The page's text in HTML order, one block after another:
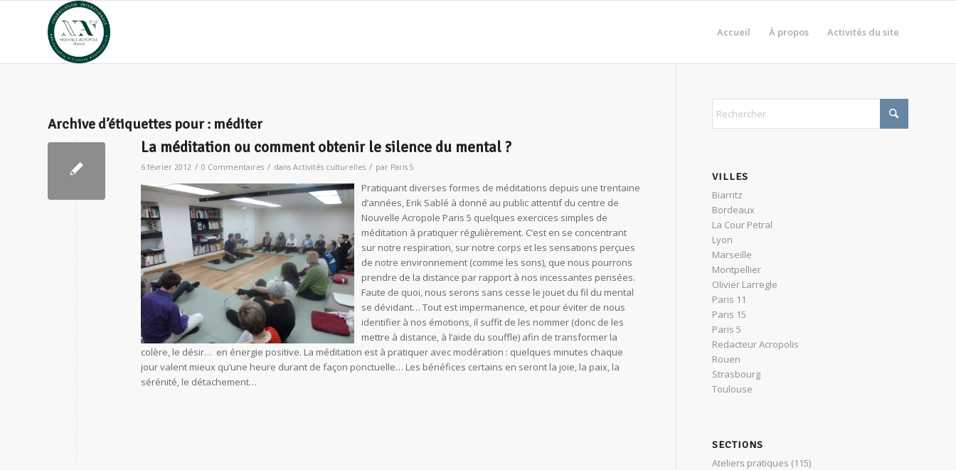
Accueil À propos Activités du site
Archive d’étiquettes pour : méditer
La méditation ou comment obtenir le silence du mental ?
6 février 2012 / 0 Commentaires / dans Activités culturelles / par Paris 5
Pratiquant diverses formes de méditations depuis une trentaine
d’années, Erik Sablé à donné au public attentif du centre de
Nouvelle Acropole Paris 5 quelques exercices simples de
méditation à pratiquer régulièrement. C’est en se concentrant
sur notre respiration, sur notre corps et les sensations perçues
de notre environnement (comme les sons), que nous pourrons
prendre de la distance par rapport à nos incessantes pensées.
Faute de quoi, nous serons sans cesse le jouet du fil du mental
se dévidant… Tout est impermanence, et pour éviter de nous
identifier à nos émotions, il suffit de les nommer (donc de les
mettre à distance, à l’aide du souffle) afin de transformer la
colère, le désir… en énergie positive. La méditation est à pratiquer avec modération : quelques minutes chaque
jour valent mieux qu’une heure durant de façon ponctuelle… Les bénéfices certains en seront la joie, la paix, la
sérénité, le détachement…
VILLES
Biarritz
Bordeaux
La Cour Petral
Lyon
Marseille
Montpellier
Olivier Larregle
Paris 11
Paris 15
Paris 5
Redacteur Acropolis
Rouen
Strasbourg
Toulouse
SECTIONS
Ateliers pratiques (115)